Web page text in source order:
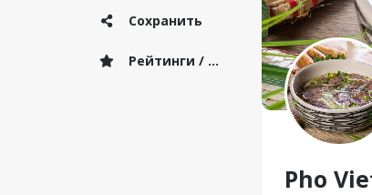
Сохранить
Рейтинги / Отзывы
Pho